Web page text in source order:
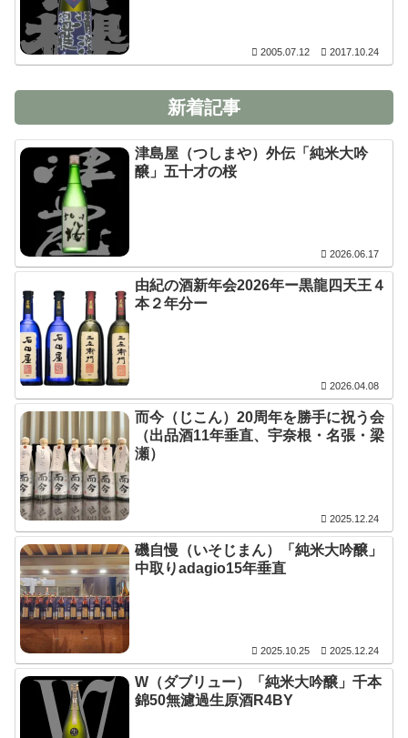
2005.07.12 2017.10.24
新着記事
津島屋（つしまや）外伝「純米大吟
醸」五十才の桜
2026.06.17
由紀の酒新年会2026年ー黒龍四天王４
本２年分ー
2026.04.08
而今（じこん）20周年を勝手に祝う会
（出品酒11年垂直、宇奈根・名張・梁
瀬）
2025.12.24
磯自慢（いそじまん）「純米大吟醸」
中取りadagio15年垂直
2025.10.25 2025.12.24
W（ダブリュー）「純米大吟醸」千本
錦50無濾過生原酒R4BY